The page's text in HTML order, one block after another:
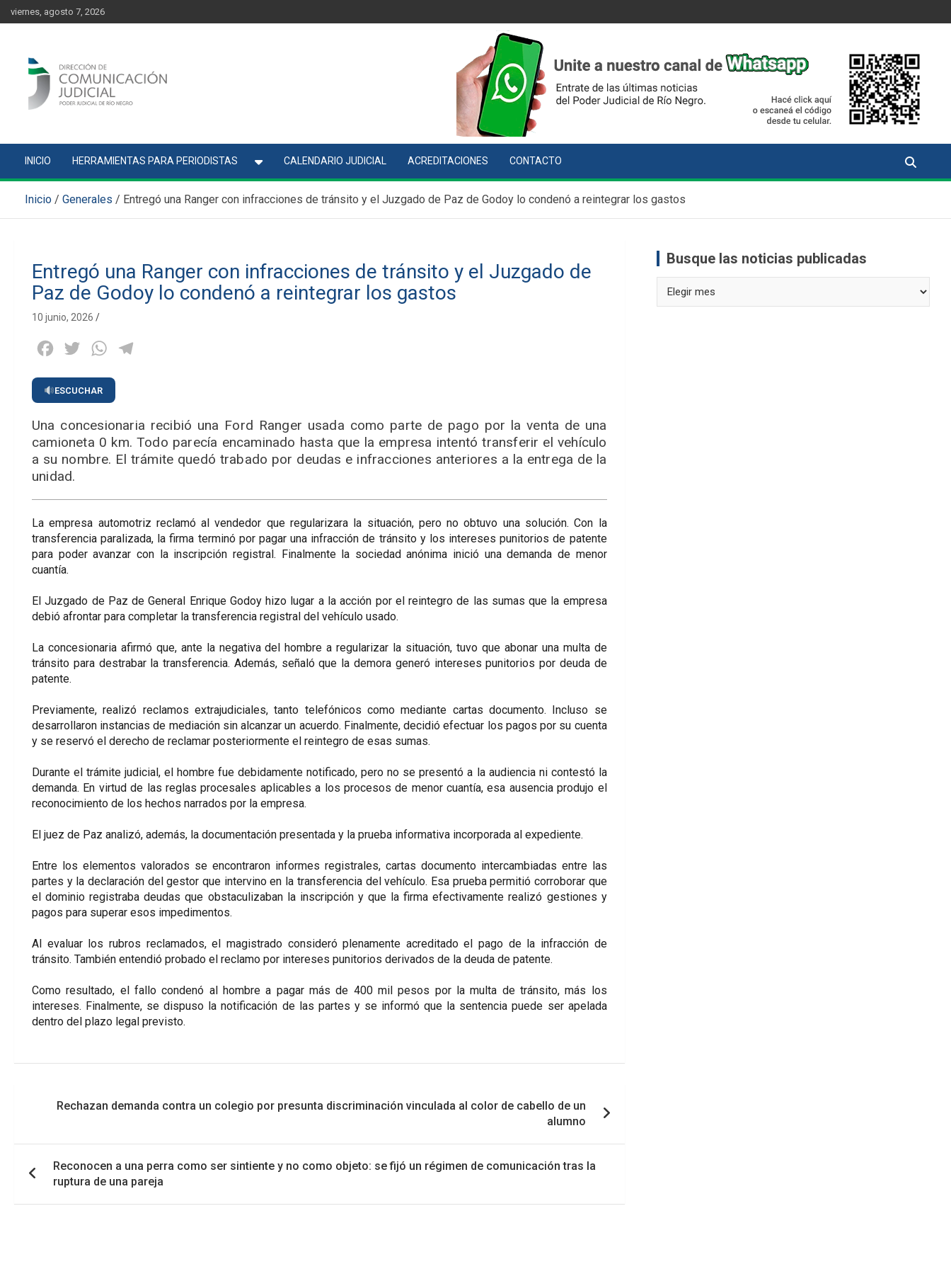
content
Skip
to
viernes, agosto 7, 2026
INICIO HERRAMIENTAS PARA PERIODISTAS CALENDARIO JUDICIAL ACREDITACIONES CONTACTO
Inicio Generales Entregó una Ranger con infracciones de tránsito y el Juzgado de Paz de Godoy lo condenó a reintegrar los gastos
Entregó una Ranger con infracciones de tránsito y el Juzgado de
Paz de Godoy lo condenó a reintegrar los gastos
10 junio, 2026
Facebook
Twitter WhatsApp
ESCUCHAR
Una concesionaria recibió una Ford Ranger usada como parte de pago por la venta de una
camioneta 0 km. Todo parecía encaminado hasta que la empresa intentó transferir el vehículo
a su nombre. El trámite quedó trabado por deudas e infracciones anteriores a la entrega de la
unidad.
La empresa automotriz reclamó al vendedor que regularizara la situación, pero no obtuvo una solución. Con la
transferencia paralizada, la firma terminó por pagar una infracción de tránsito y los intereses punitorios de patente
para poder avanzar con la inscripción registral. Finalmente la sociedad anónima inició una demanda de menor
cuantía.
El Juzgado de Paz de General Enrique Godoy hizo lugar a la acción por el reintegro de las sumas que la empresa
debió afrontar para completar la transferencia registral del vehículo usado.
La concesionaria afirmó que, ante la negativa del hombre a regularizar la situación, tuvo que abonar una multa de
tránsito para destrabar la transferencia. Además, señaló que la demora generó intereses punitorios por deuda de
patente.
Previamente, realizó reclamos extrajudiciales, tanto telefónicos como mediante cartas documento. Incluso se
desarrollaron instancias de mediación sin alcanzar un acuerdo. Finalmente, decidió efectuar los pagos por su cuenta
y se reservó el derecho de reclamar posteriormente el reintegro de esas sumas.
Durante el trámite judicial, el hombre fue debidamente notificado, pero no se presentó a la audiencia ni contestó la
demanda. En virtud de las reglas procesales aplicables a los procesos de menor cuantía, esa ausencia produjo el
reconocimiento de los hechos narrados por la empresa.
El juez de Paz analizó, además, la documentación presentada y la prueba informativa incorporada al expediente.
Entre los elementos valorados se encontraron informes registrales, cartas documento intercambiadas entre las
partes y la declaración del gestor que intervino en la transferencia del vehículo. Esa prueba permitió corroborar que
el dominio registraba deudas que obstaculizaban la inscripción y que la firma efectivamente realizó gestiones y
pagos para superar esos impedimentos.
Al evaluar los rubros reclamados, el magistrado consideró plenamente acreditado el pago de la infracción de
tránsito. También entendió probado el reclamo por intereses punitorios derivados de la deuda de patente.
Como resultado, el fallo condenó al hombre a pagar más de 400 mil pesos por la multa de tránsito, más los
intereses. Finalmente, se dispuso la notificación de las partes y se informó que la sentencia puede ser apelada
dentro del plazo legal previsto.
Navegación
entradas
Rechazan demanda contra un colegio por presunta discriminación vinculada al color de cabello de un
alumno
Reconocen a una perra como ser sintiente y no como objeto: se fijó un régimen de comunicación tras la
ruptura de una pareja
Busque las noticias publicadas
las